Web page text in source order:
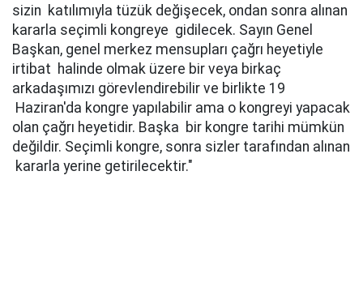
sizin katılımıyla tüzük değişecek, ondan sonra alınan
kararla seçimli kongreye gidilecek. Sayın Genel
Başkan, genel merkez mensupları çağrı heyetiyle
irtibat halinde olmak üzere bir veya birkaç
arkadaşımızı görevlendirebilir ve birlikte 19
Haziran'da kongre yapılabilir ama o kongreyi yapacak
olan çağrı heyetidir. Başka bir kongre tarihi mümkün
değildir. Seçimli kongre, sonra sizler tarafından alınan
kararla yerine getirilecektir."